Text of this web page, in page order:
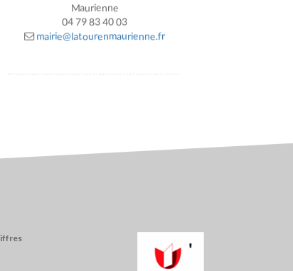
Maurienne
04 79 83 40 03
mairie@latourenmaurienne.fr